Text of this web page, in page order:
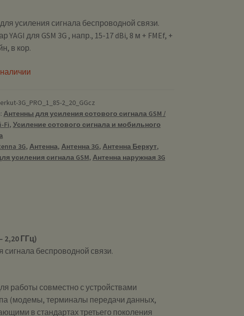
усиления сигнала беспроводной связи.
YAGI для GSM 3G , напр., 15-17 dBi, 8 м + FMEf, +
в кор.
3G_PRO_1_85-2_20_GGcz
Антенны для усиления сотового сигнала GSM /
Fi, Усиление сотового сигнала и мобильного
3G, Антенна, Антенна 3G, Антенна Беркут,
усиления сигнала GSM, Антенна наружная 3G
2,20 ГГц)
сигнала беспроводной связи.
работы совместно с устройствами
(модемы, терминалы передачи данных,
в стандартах третьего поколения